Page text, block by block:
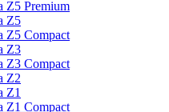
Z5 Premium
Z5
Z5 Compact
Z3
Z3 Compact
Z2
Z1
Z1 Compact